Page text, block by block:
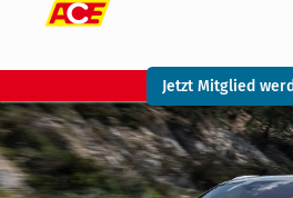
Jetzt Mitglied